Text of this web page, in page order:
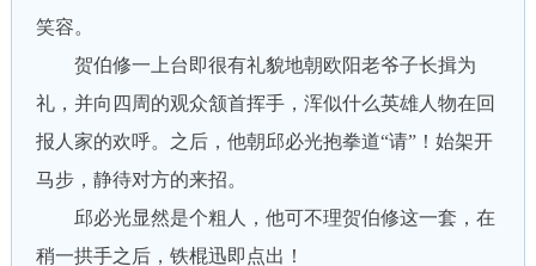
笑容。
贺伯修一上台即很有礼貌地朝欧阳老爷子长揖为
礼，并向四周的观众颔首挥手，浑似什么英雄人物在回
报人家的欢呼。之后，他朝邱必光抱拳道“请”！始架开
马步，静待对方的来招。
邱必光显然是个粗人，他可不理贺伯修这一套，在
稍一拱手之后，铁棍迅即点出！